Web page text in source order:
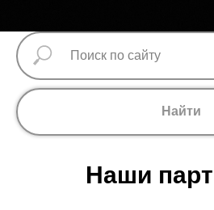
Найти
Наши